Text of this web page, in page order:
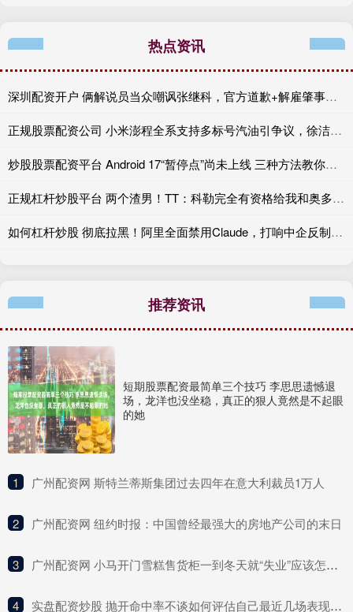
热点资讯
深圳配资开户 俩解说员当众嘲讽张继科，官方道歉+解雇肇事者，有些话不能乱说
正规股票配资公司 小米澎程全系支持多标号汽油引争议，徐洁云：XX
炒股股票配资平台 Android 17“暂停点”尚未上线 三种方法教你提前复制
正规杠杆炒股平台 两个渣男！TT：科勒完全有资格给我和奥多姆一人来上几拳
如何杠杆炒股 彻底拉黑！阿里全面禁用Claude，打响中企反制美国AI“第一枪”
推荐资讯
短期股票配资最简单三个技巧 李思思遗憾退
场，龙洋也没坐稳，真正的狠人竟然是不起眼
的她
1 ​广州配资网 斯特兰蒂斯集团过去四年在意大利裁员1万人
2 ​广州配资网 纽约时报：中国曾经最强大的房地产公司的末日
3 ​广州配资网 小马开门雪糕售货柜一到冬天就“失业”应该怎么办？
4 ​实盘配资炒股 抛开命中率不谈如何评估自己最近几场表现？谢泼德：抛不开